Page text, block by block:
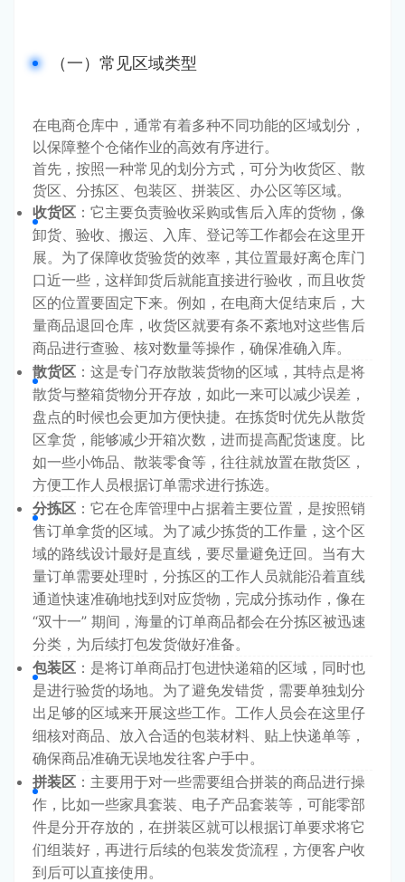
（一）常见区域类型
在电商仓库中，通常有着多种不同功能的区域划分，
以保障整个仓储作业的高效有序进行。
首先，按照一种常见的划分方式，可分为收货区、散
货区、分拣区、包装区、拼装区、办公区等区域。
收货区 ：它主要负责验收采购或售后入库的货物，像
卸货、验收、搬运、入库、登记等工作都会在这里开
展。为了保障收货验货的效率，其位置最好离仓库门
口近一些，这样卸货后就能直接进行验收，而且收货
区的位置要固定下来。例如，在电商大促结束后，大
量商品退回仓库，收货区就要有条不紊地对这些售后
商品进行查验、核对数量等操作，确保准确入库。
散货区 ：这是专门存放散装货物的区域，其特点是将
散货与整箱货物分开存放，如此一来可以减少误差，
盘点的时候也会更加方便快捷。在拣货时优先从散货
区拿货，能够减少开箱次数，进而提高配货速度。比
如一些小饰品、散装零食等，往往就放置在散货区，
方便工作人员根据订单需求进行拣选。
分拣区 ：它在仓库管理中占据着主要位置，是按照销
售订单拿货的区域。为了减少拣货的工作量，这个区
域的路线设计最好是直线，要尽量避免迂回。当有大
量订单需要处理时，分拣区的工作人员就能沿着直线
通道快速准确地找到对应货物，完成分拣动作，像在
“双十一” 期间，海量的订单商品都会在分拣区被迅速
分类，为后续打包发货做好准备。
包装区 ：是将订单商品打包进快递箱的区域，同时也
是进行验货的场地。为了避免发错货，需要单独划分
出足够的区域来开展这些工作。工作人员会在这里仔
细核对商品、放入合适的包装材料、贴上快递单等，
确保商品准确无误地发往客户手中。
拼装区 ：主要用于对一些需要组合拼装的商品进行操
作，比如一些家具套装、电子产品套装等，可能零部
件是分开存放的，在拼装区就可以根据订单要求将它
们组装好，再进行后续的包装发货流程，方便客户收
到后可以直接使用。